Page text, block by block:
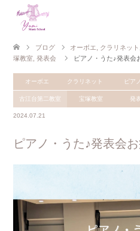
ブログ オーボエ クラリネット
塚教室 発表会 ピアノ・うた♪発表会
オーボエ クラリネット ピアノ
古江台第二教室 宝塚教室 発
2024.07.21
ピアノ・うた♪発表会